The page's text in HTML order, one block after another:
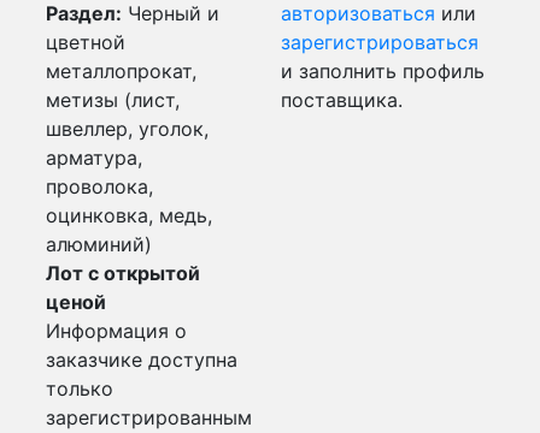
Раздел: Черный и
цветной
металлопрокат,
метизы (лист,
швеллер, уголок,
арматура,
проволока,
оцинковка, медь,
алюминий)
Лот с открытой
ценой
Информация о
заказчике доступна
только
зарегистрированным
авторизоваться или
зарегистрироваться
и заполнить профиль
поставщика.